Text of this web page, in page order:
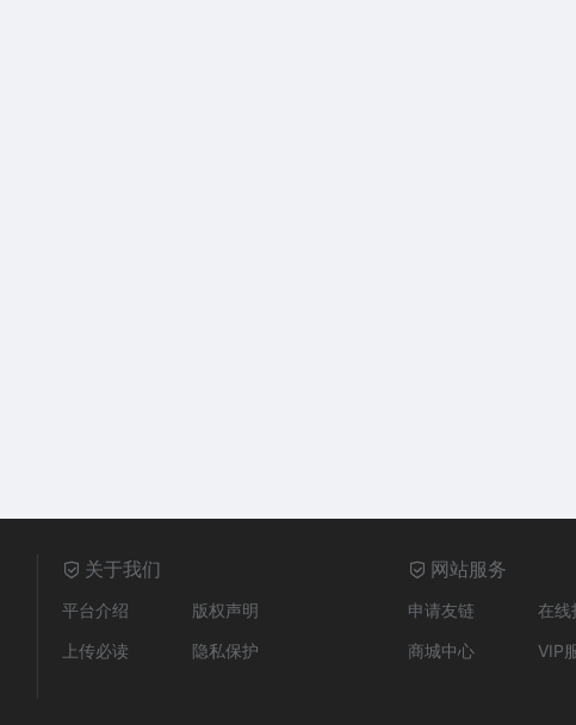
关于我们
平台介绍
版权声明
上传必读
隐私保护
网站服务
申请友链
在线
商城中心
VIP